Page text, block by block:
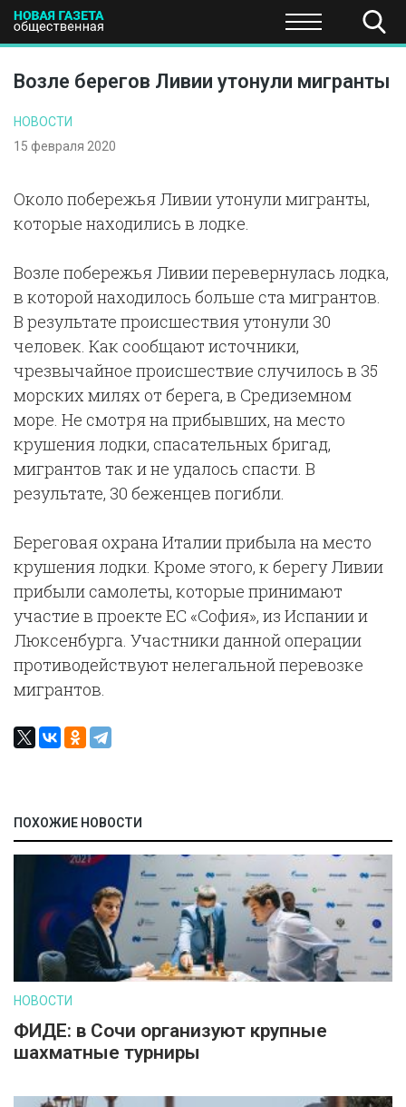
ПОЛИТИКА ЭКОНОМИКА НАУКА И
Возле берегов Ливии утонули мигранты
НОВОСТИ
15 февраля 2020
Около побережья Ливии утонули мигранты,
которые находились в лодке.
Возле побережья Ливии перевернулась лодка,
в которой находилось больше ста мигрантов.
В результате происшествия утонули 30
человек. Как сообщают источники,
чрезвычайное происшествие случилось в 35
морских милях от берега, в Средиземном
море. Не смотря на прибывших, на место
крушения лодки, спасательных бригад,
мигрантов так и не удалось спасти. В
результате, 30 беженцев погибли.
Береговая охрана Италии прибыла на место
крушения лодки. Кроме этого, к берегу Ливии
прибыли самолеты, которые принимают
участие в проекте ЕС «София», из Испании и
Люксенбурга. Участники данной операции
противодействуют нелегальной перевозке
мигрантов.
ПОХОЖИЕ НОВОСТИ
НОВОСТИ
ФИДЕ: в Сочи организуют крупные
шахматные турниры